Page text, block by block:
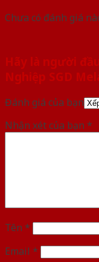
Chưa có đánh giá
Hãy là người
Nghiệp SGD
Đánh giá của bạn
Nhận xét của bạn *
Tên *
Email *